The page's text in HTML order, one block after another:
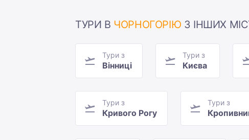
ТУРИ В ЧОРНОГОРІЮ З ІНШИХ
Тури з
Вінниці
Тури з
Києва
Тури з
Кривого Рогу
Тури з